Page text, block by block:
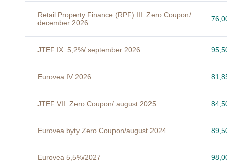
Retail Property Finance (RPF) III. Zero Coupon/
december 2026
JTEF IX. 5,2%/ september 2026
Eurovea IV 2026
JTEF VII. Zero Coupon/ august 2025
Eurovea byty Zero Coupon/august 2024
Eurovea 5,5%/2027